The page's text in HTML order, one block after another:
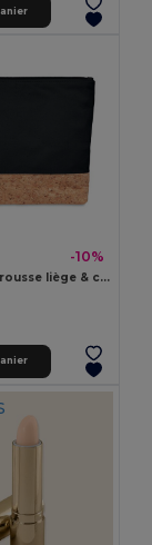
-10%
PORTO BAG Trousse liège & coton